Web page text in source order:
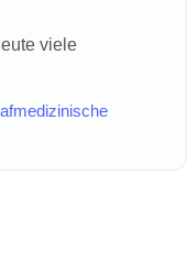
viele